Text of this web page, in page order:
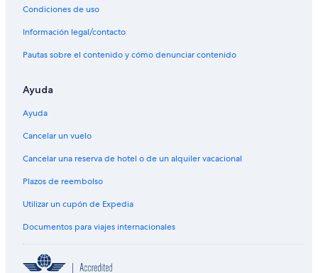
Condiciones de uso
Información legal/contacto
Pautas sobre el contenido y cómo denunciar contenido
Ayuda
Ayuda
Cancelar un vuelo
Cancelar una reserva de hotel o de un alquiler vacacional
Plazos de reembolso
Utilizar un cupón de Expedia
Documentos para viajes internacionales